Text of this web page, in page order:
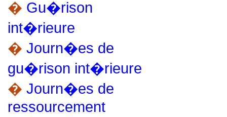
� Gu�rison
int�rieure
� Journ�es de
gu�rison int�rieure
� Journ�es de
ressourcement